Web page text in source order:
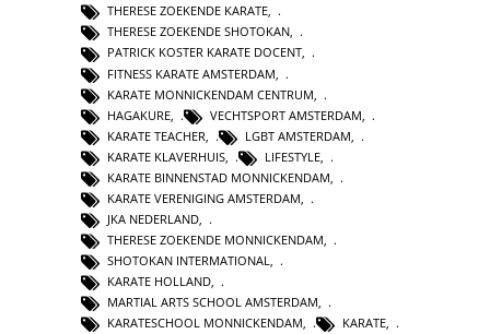
THERESE ZOEKENDE KARATE,
THERESE ZOEKENDE SHOTOKAN,
PATRICK KOSTER KARATE DOCENT,
FITNESS KARATE AMSTERDAM
KARATE MONNICKENDAM CENTRUM
HAGAKURE
VECHTSPORT AMSTERDAM
KARATE TEACHER
LGBT AMSTERDAM
KARATE KLAVERHUIS
LIFESTYLE
KARATE BINNENSTAD MONNICKENDAM
KARATE VERENIGING AMSTERDAM
JKA NEDERLAND
THERESE ZOEKENDE MONNICKENDAM,
SHOTOKAN INTERMATIONAL,
KARATE HOLLAND,
MARTIAL ARTS SCHOOL AMSTERDAM,
KARATESCHOOL MONNICKENDAM, KARATE,